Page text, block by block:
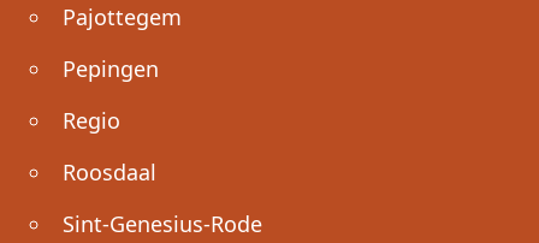
Pajottegem
Pepingen
Regio
Roosdaal
Sint-Genesius-Rode